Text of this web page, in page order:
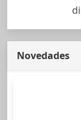
Novedades